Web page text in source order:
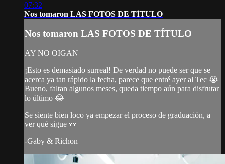
07:32
Nos tomaron LAS FOTOS DE TÍTULO
Nos tomaron LAS FOTOS DE TÍTULO
AY NO OIGAN
¡Esto es demasiado surreal! De verdad no puede ser que se
acerca ya tan rápido la fecha, parece que entré ayer al Tec 😭
Bueno, faltan algunos meses, queda tiempo aún para disfrutar
lo último 😂
Se siente bien loco ya empezar el proceso de graduación, a
ver qué sigue 👀
-Gaby & Richon